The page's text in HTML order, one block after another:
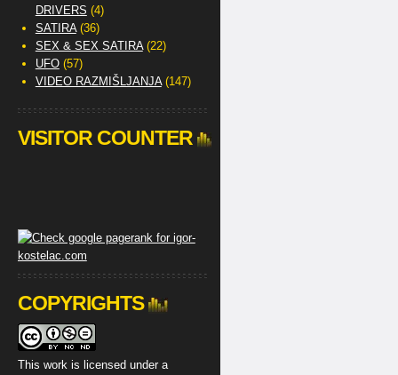
DRIVERS (4)
SATIRA(36)
SEX & SEX SATIRA(22)
UFO(57)
VIDEO RAZMIŠLJANJA(147)
VISITOR COUNTER
COPYRIGHTS
This work is licensed under a